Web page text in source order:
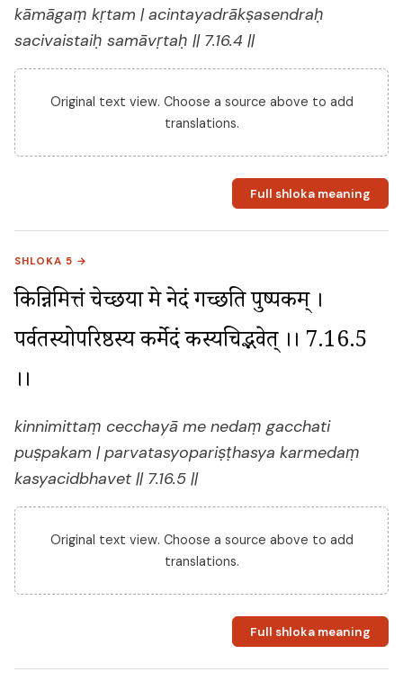
kāmāgaṃ kṛtam | acintayadrākṣasendraḥ
sacivaistaiḥ samāvṛtaḥ || 7.16.4 ||
Original text view. Choose a source above to add
translations.
Full shloka meaning
SHLOKA 5 →
किन्निमित्तं चेच्छया मे नेदं गच्छति पुष्पकम् ।
पर्वतस्योपरिष्ठस्य कर्मेदं कस्यचिद्भवेत् ।। 7.16.5
।।
kinnimittaṃ cecchayā me nedaṃ gacchati
puṣpakam | parvatasyopariṣṭhasya karmedaṃ
kasyacidbhavet || 7.16.5 ||
Original text view. Choose a source above to add
translations.
Full shloka meaning